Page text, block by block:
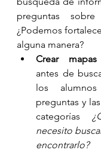
preguntas
¿Podemos
alguna manera?
Crear
antes de
los
preguntas y
categorías
necesito
encontrarlo?